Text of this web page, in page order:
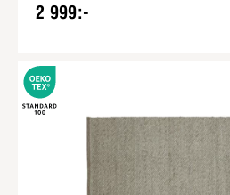
2 999:-